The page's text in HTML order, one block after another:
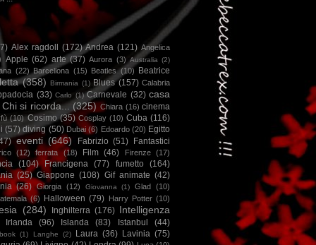
Alex ragdoll (172) Andrea (121) Angelica
Apple (62) arte (37) Aurora (3) Australia (2)
(22) Barcellona (15) Beatles (10) Beatrice
(358) Birmania (1) Blues (157) Calabria
(33) Carlo (1) Carnevale (32) casa
Chi si ricorda... (325) Chiara (16) cinema
(10) Cosimo (35) Cosplay (10) Cuba (116)
(57) diving (50) Dubai (6) Edoardo (20) Egitto
eventi (646) Fabrizio (51) Fantastici
(12) ferrata (18) Film (46) Firenze (17)
(104) Francigena (77) fumetto
(164)
(25) Giappone (108) Gif animate (42)
(26) Giorgia (12) Giovanna (1) Glad (10)
(6) Halloween (79) Harry Potter (10)
(284) Inghilterra (176) Intelligenza
Irlanda (96) Islanda (83) Istanbul (44)
(1) Langhe (2) Laura (36) Lavinia (75)